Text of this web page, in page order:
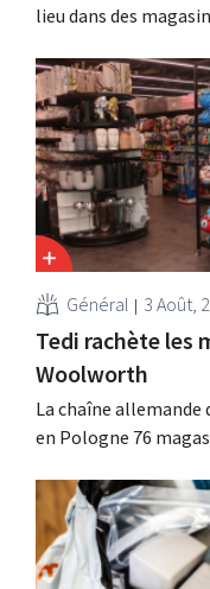
lieu dans des
points auprès d'un
Général 3 Août,
Tedi rachète les
Woolworth
La chaîne allemande
en Pologne 76
discount non
croissance en Europe.